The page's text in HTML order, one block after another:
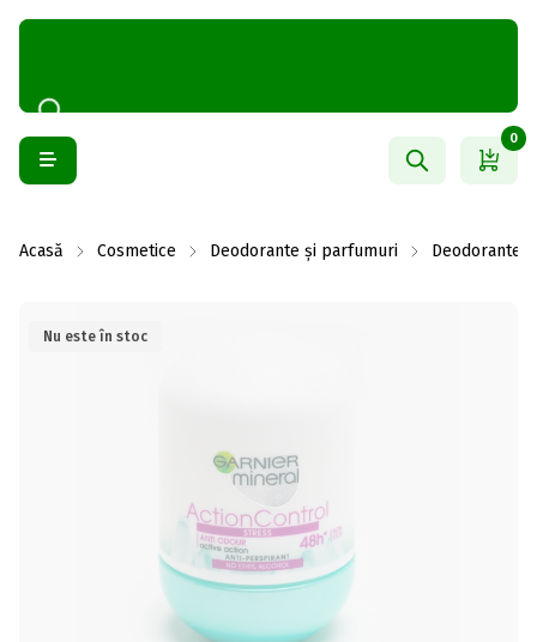
0
Acasă Cosmetice Deodorante și parfumuri Deodorante
Nu este în stoc